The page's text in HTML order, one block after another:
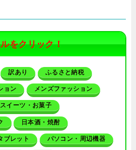
をクリック！
訳あり ふるさと納税
ョン メンズファッション
スイーツ・お菓子
日本酒・焼酎
ブレット パソコン・周辺機器